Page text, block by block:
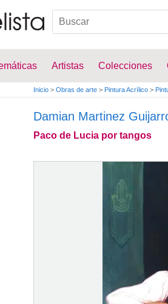
Artistas Colecciones
Inicio > Obras de arte > Pintura Acrílico >
Damian Martinez
Paco de Lucia por tangos